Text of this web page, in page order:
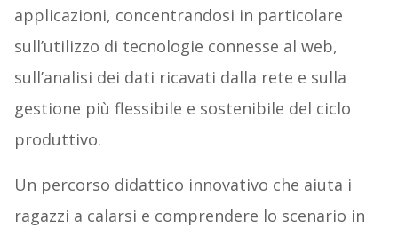
applicazioni, concentrandosi in particolare
sull’utilizzo di tecnologie connesse al web,
sull’analisi dei dati ricavati dalla rete e sulla
gestione più flessibile e sostenibile del ciclo
produttivo.
Un percorso didattico innovativo che aiuta i
ragazzi a calarsi e comprendere lo scenario in